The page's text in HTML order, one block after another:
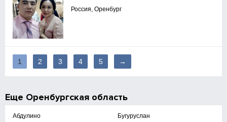
Россия, Оренбург
1 2 3 4 5 →
Еще Оренбургская область
Абдулино
Бугуруслан